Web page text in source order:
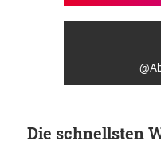
Die schnellsten